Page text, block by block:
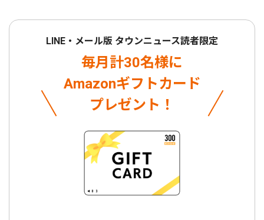
LINE・メール版 タウンニュース読者限定
毎月計30名様に
Amazonギフトカード
プレゼント！